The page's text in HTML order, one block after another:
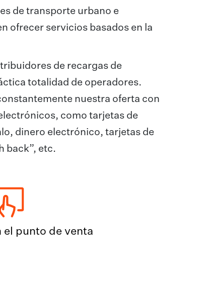
de transporte urbano e
ofrecer servicios basados en la
de recargas de
totalidad de operadores.
nuestra oferta con
como tarjetas de
dinero electrónico, tarjetas de
back”, etc.
el punto de venta